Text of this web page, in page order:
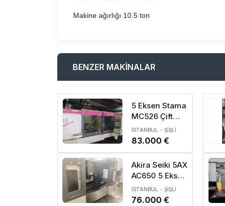
Makine ağırlığı 10.5 ton
BENZER MAKİNALAR
5 Eksen Stama
MC526 Çift
Tabla Spindle
Divüzör CNC
İSTANBUL - ŞİŞLİ
83.000 €
Akira Seiki 5AX
AC650 5 Eksen
CNC Dik İşleme
Merkezi - 2015
İSTANBUL - ŞİŞLİ
76.000 €